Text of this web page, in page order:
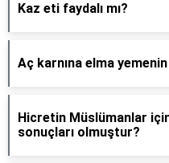
Kaz eti faydalı mı?
Aç karnına elma
Hicretin Müslümanlar
sonuçları olmuştur?